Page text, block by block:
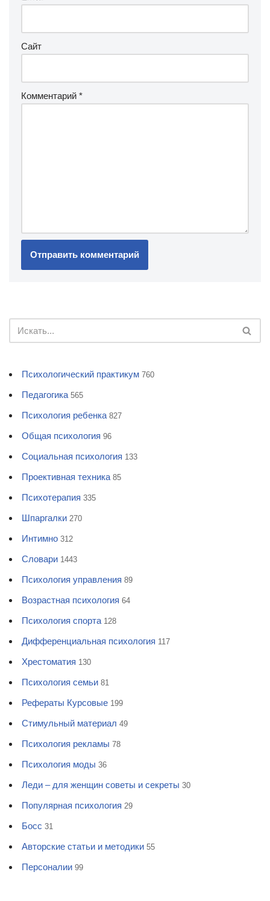
Сайт
Комментарий *
Психологический практикум 760
Педагогика 565
Психология ребенка 827
Общая психология 96
Социальная психология 133
Проективная техника 85
Психотерапия 335
Шпаргалки 270
Интимно 312
Словари 1443
Психология управления 89
Возрастная психология 64
Психология спорта 128
Дифференциальная психология 117
Хрестоматия 130
Психология семьи 81
Рефераты Курсовые 199
Стимульный материал 49
Психология рекламы 78
Психология моды 36
Леди – для женщин советы и секреты 30
Популярная психология 29
Босс 31
Авторские статьи и методики 55
Персоналии 99